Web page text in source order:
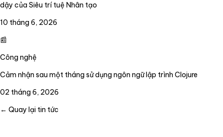
dậy của Siêu trí tuệ Nhân tạo
10 tháng 6, 2026
📰
Công nghệ
Cảm nhận sau một tháng sử dụng ngôn ngữ lập trình Clojure
02 tháng 6, 2026
← Quay lại tin tức